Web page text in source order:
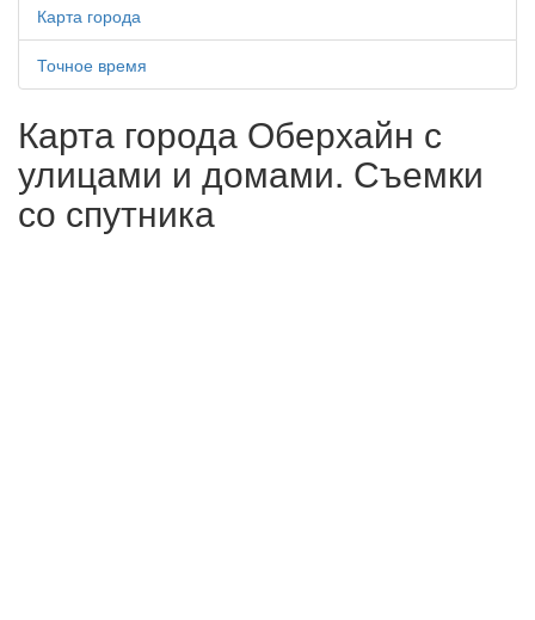
Карта города
Точное время
Карта города Оберхайн с
улицами и домами. Съемки
со спутника